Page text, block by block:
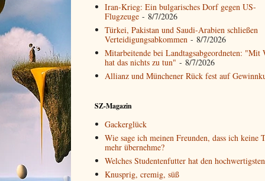
Iran-Krieg: Ein bulgarisches Dorf gegen US-
Flugzeuge - 8/7/2026
Türkei, Pakistan und Saudi-Arabien schließen
Verteidigungsabkommen - 8/7/2026
Mitarbeitende bei Landtagsabgeordneten: "Mit
hat das nichts zu tun" - 8/7/2026
Allianz und Münchener Rück fest auf
SZ-Magazin
Gackerglück
Wie sage ich meinen Freunden, dass ich keine
mehr übernehme?
Welches Studentenfutter hat den
Knusprig, cremig, süß